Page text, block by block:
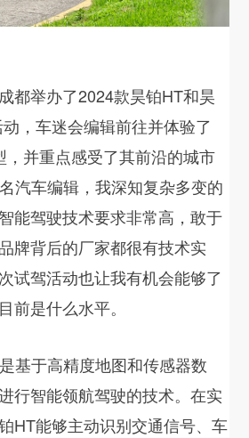
都举办了2024款昊铂HT和昊
，车迷会编辑前往并体验了
并重点感受了其前沿的城市
汽车编辑，我深知复杂多变的
能驾驶技术要求非常高，敢于
牌背后的厂家都很有技术实
试驾活动也让我有机会能够了
前是什么水平。
基于高精度地图和传感器数
行智能领航驾驶的技术。在实
HT能够主动识别交通信号、车